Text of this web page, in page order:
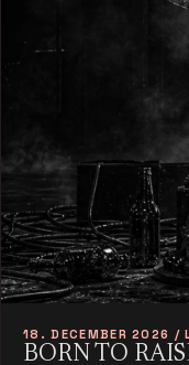
18. DECEMBER 2026 /
BORN TO